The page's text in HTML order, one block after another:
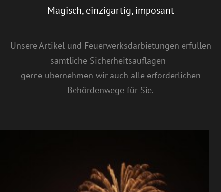
Magisch, einzigartig, imposant
Unsere Artikel und Feuerwerksdarbietungen erfüllen
sämtliche Sicherheitsauflagen -
gerne übernehmen wir auch alle erforderlichen
Behördenwege für Sie.